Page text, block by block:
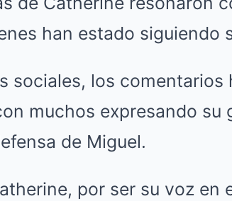
han estado siguiendo
sociales, los
muchos expresando su
de Miguel.
por ser su voz